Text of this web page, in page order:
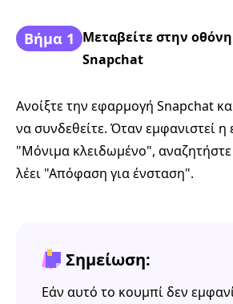
Βήμα 1 Μεταβείτε στην
Snapchat
Ανοίξτε την εφαρμογή Snapchat
να συνδεθείτε. Όταν εμφανιστεί η
"Μόνιμα κλειδωμένο",
λέει "Απόφαση για ένσταση".
Σημείωση:
Εάν αυτό το κουμπί δεν